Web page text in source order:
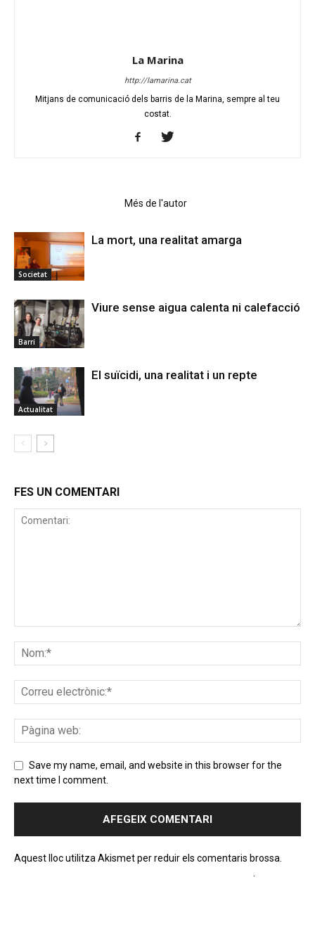
La Marina
http://lamarina.cat
Mitjans de comunicació dels barris de la Marina, sempre al teu
costat.
Més de l'autor
Societat
La mort, una realitat amarga
Barri
Viure sense aigua calenta ni calefacció
Actualitat
El suïcidi, una realitat i un repte
FES UN COMENTARI
Save my name, email, and website in this browser for the
next time I comment.
Aquest lloc utilitza Akismet per reduir els comentaris brossa.
.